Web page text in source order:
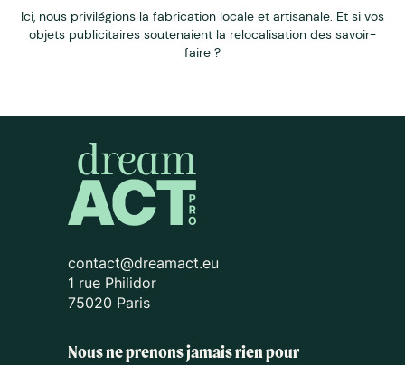
Ici, nous privilégions la fabrication locale et artisanale. Et si vos
objets publicitaires soutenaient la relocalisation des savoir-
faire ?
contact@dreamact.eu
1 rue Philidor
75020 Paris
Nous ne prenons jamais rien pour